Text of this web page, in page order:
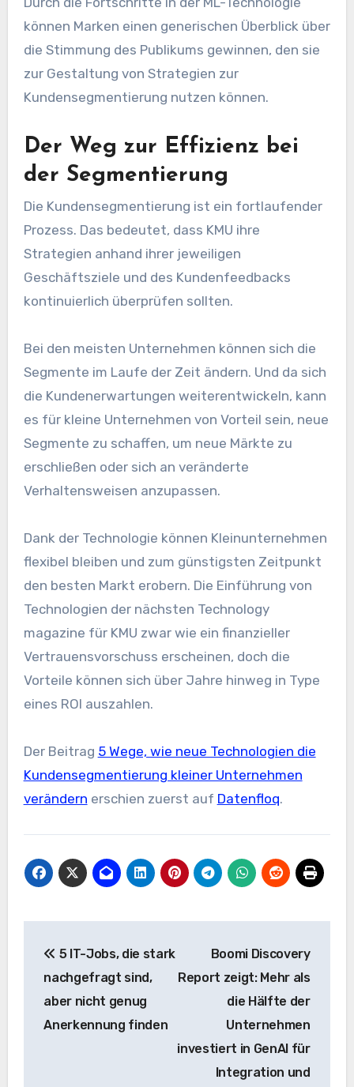
können Marken einen generischen Überblick über
die Stimmung des Publikums gewinnen, den sie
zur Gestaltung von Strategien zur
Kundensegmentierung nutzen können.
Der Weg zur Effizienz bei
der Segmentierung
Die Kundensegmentierung ist ein fortlaufender
Prozess. Das bedeutet, dass KMU ihre
Strategien anhand ihrer jeweiligen
Geschäftsziele und des Kundenfeedbacks
kontinuierlich überprüfen sollten.
Bei den meisten Unternehmen können sich die
Segmente im Laufe der Zeit ändern. Und da sich
die Kundenerwartungen weiterentwickeln, kann
es für kleine Unternehmen von Vorteil sein, neue
Segmente zu schaffen, um neue Märkte zu
erschließen oder sich an veränderte
Verhaltensweisen anzupassen.
Dank der Technologie können Kleinunternehmen
flexibel bleiben und zum günstigsten Zeitpunkt
den besten Markt erobern. Die Einführung von
Technologien der nächsten Technology
magazine für KMU zwar wie ein finanzieller
Vertrauensvorschuss erscheinen, doch die
Vorteile können sich über Jahre hinweg in Type
eines ROI auszahlen.
Der Beitrag 5 Wege, wie neue Technologien die
Kundensegmentierung kleiner Unternehmen
verändern erschien zuerst auf Datenfloq.
Navigation
5 IT-Jobs, die stark
nachgefragt sind,
aber nicht genug
Anerkennung finden
Boomi Discovery
Report zeigt: Mehr als
die Hälfte der
Unternehmen
investiert in GenAI für
Integration und